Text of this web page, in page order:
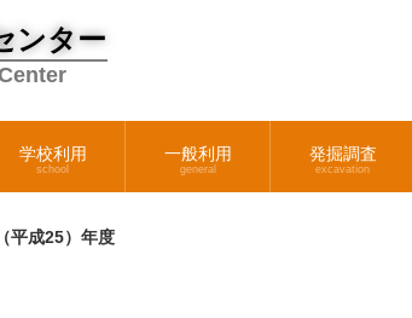
ンター
学校利用
school
一般利用
general
発掘調査
excavation
平成25）年度